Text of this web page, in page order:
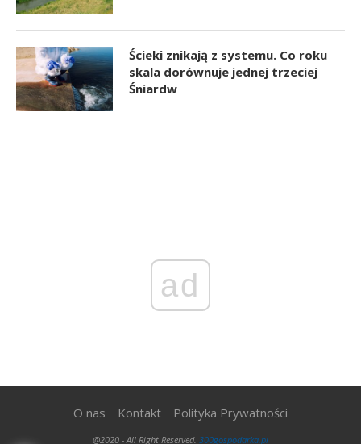
Ścieki znikają z systemu. Co roku
skala dorównuje jednej trzeciej
Śniardw
ad
O nas Kontakt Polityka Prywatności
@2020 - All Right Reserved. 300gospodarka.pl